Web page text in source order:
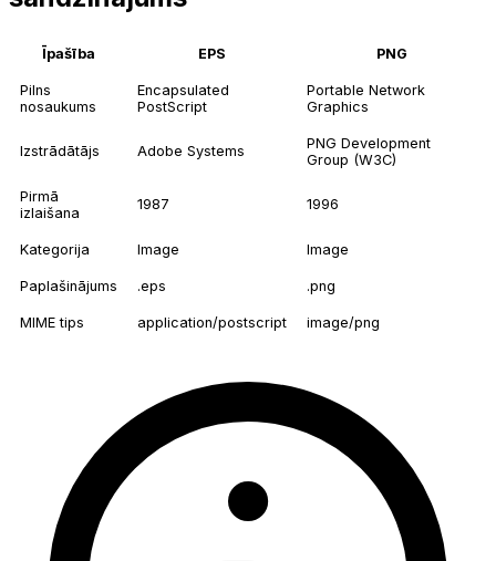
Īpašība EPS PNG
Pilns
nosaukums
Encapsulated
PostScript
Portable Network
Graphics
Izstrādātājs Adobe Systems
PNG Development
Group (W3C)
Pirmā
izlaišana
1987 1996
Kategorija Image Image
Paplašinājums .eps .png
MIME tips application/postscript image/png